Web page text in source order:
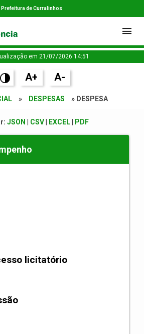
Prefeitura de Curralinhos
em 21/07/2026 14:51
A+ A-
» DESPESAS » DESPESA
JSON CSV| EXCEL| PDF
licitatório